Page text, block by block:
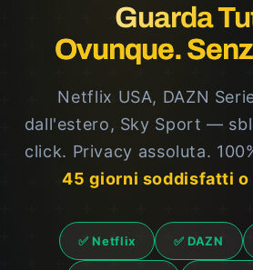
Guarda
Ovunque.
Netflix USA, DAZN
dall'estero, Sky Sport —
click. Privacy assoluta.
45 giorni soddisfatti o
✅ Netflix ✅ DAZN